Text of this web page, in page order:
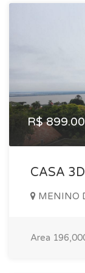
R$
CASA
MENINO
Area